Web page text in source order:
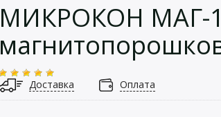
МИКРОКОН МАГ-
Доставка Оплата